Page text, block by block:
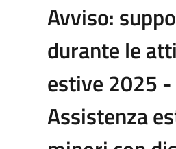
Avviso:
durante le
estive 2025 -
Assistenza